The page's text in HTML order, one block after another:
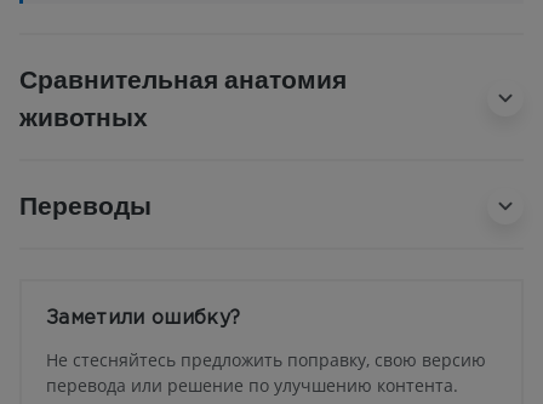
Сравнительная анатомия
животных
Переводы
Заметили ошибку?
Не стесняйтесь предложить поправку, свою версию
перевода или решение по улучшению контента.